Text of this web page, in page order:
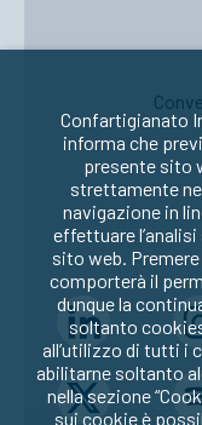
Confartigianato
informa che
presente sito
strettamente
navigazione in
effettuare
sito web.
comporterà il
dunque la
soltanto
all’utilizzo di tutti i
abilitarne soltanto
nella sezione
sui cookie è